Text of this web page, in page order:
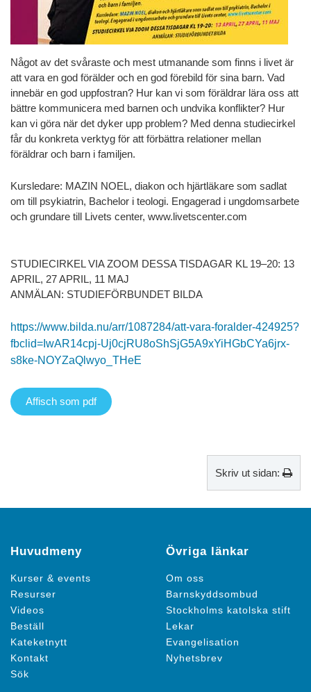
Något av det svåraste och mest utmanande som finns i livet är
att vara en god förälder och en god förebild för sina barn. Vad
innebär en god uppfostran? Hur kan vi som föräldrar lära oss att
bättre kommunicera med barnen och undvika konflikter? Hur
kan vi göra när det dyker upp problem? Med denna studiecirkel
får du konkreta verktyg för att förbättra relationer mellan
föräldrar och barn i familjen.
Kursledare: MAZIN NOEL, diakon och hjärtläkare som sadlat
om till psykiatrin, Bachelor i teologi. Engagerad i ungdomsarbete
och grundare till Livets center, www.livetscenter.com
STUDIECIRKEL VIA ZOOM DESSA TISDAGAR KL 19–20: 13
APRIL, 27 APRIL, 11 MAJ
ANMÄLAN: STUDIEFÖRBUNDET BILDA
https://www.bilda.nu/arr/1087284/att-vara-foralder-424925?
fbclid=IwAR14cpj-Uj0cjRU8oShSjG5A9xYiHGbCYa6jrx-
s8ke-NOYZaQlwyo_THeE
Affisch som pdf
Skriv ut sidan:
Huvudmeny
Kurser & events
Resurser
Videos
Beställ
Kateketnytt
Kontakt
Sök
Övriga länkar
Om oss
Barnskyddsombud
Stockholms katolska stift
Lekar
Evangelisation
Nyhetsbrev